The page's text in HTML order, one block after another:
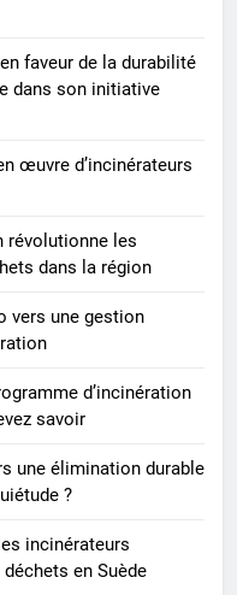
de
sur
incinérateur
faveur de la durabilité
dans son initiative
œuvre d’incinérateurs
révolutionne les
dans la région
vers une gestion
d’incinération
savoir
une élimination durable
?
incinérateurs
en Suède